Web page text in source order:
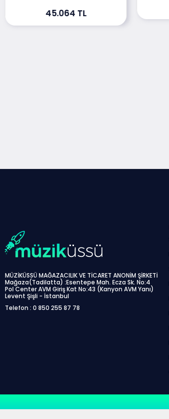
45.064 TL
MÜZİKÜSSÜ MAĞAZACILIK VE TİCARET ANONİM ŞİRKETİ
Mağaza(Tadilatta) :Esentepe Mah. Ecza Sk. No:4
Pol Center AVM Giriş Kat No:43 (Kanyon AVM Yanı)
Levent Şişli - İstanbul
Telefon : 0 850 255 87 78